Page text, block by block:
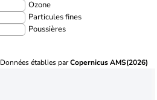
Ozone
Particules fines
Poussières
Données établies parCopernicus AMS(2026)